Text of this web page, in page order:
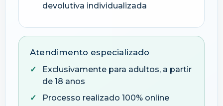
devolutiva individualizada
Atendimento especializado
Exclusivamente para adultos, a partir
de 18 anos
Processo realizado 100% online